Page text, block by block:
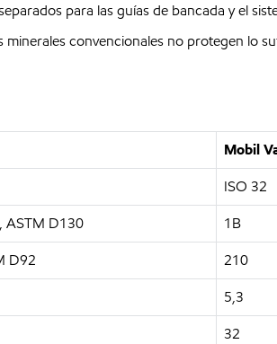
para las guías de bancada y el
convencionales no protegen lo
Mobil
ISO 32
ASTM D130
1B
D92
210
5,3
32